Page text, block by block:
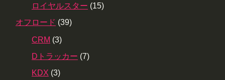
ロイヤルスター (15)
オフロード (39)
CRM (3)
Dトラッカー (7)
KDX (3)